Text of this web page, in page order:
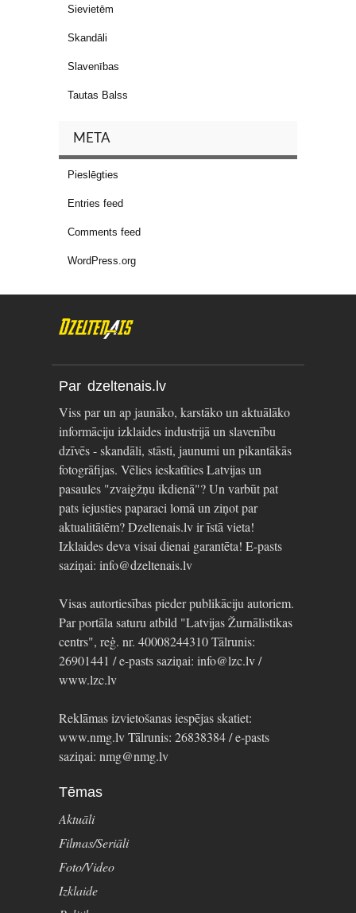
Sievietēm
Skandāli
Slavenības
Tautas Balss
META
Pieslēgties
Entries feed
Comments feed
WordPress.org
Par dzeltenais.lv
Viss par un ap jaunāko, karstāko un aktuālāko
informāciju izklaides industrijā un slavenību
dzīvēs - skandāli, stāsti, jaunumi un pikantākās
fotogrāfijas. Vēlies ieskatīties Latvijas un
pasaules "zvaigžņu ikdienā"? Un varbūt pat
pats iejusties paparaci lomā un ziņot par
aktualitātēm? Dzeltenais.lv ir īstā vieta!
Izklaides deva visai dienai garantēta! E-pasts
saziņai: info@dzeltenais.lv
Visas autortiesības pieder publikāciju autoriem.
Par portāla saturu atbild "Latvijas Žurnālistikas
centrs", reģ. nr. 40008244310 Tālrunis:
26901441 / e-pasts saziņai: info@lzc.lv /
www.lzc.lv
Reklāmas izvietošanas iespējas skatiet:
www.nmg.lv Tālrunis: 26838384 / e-pasts
saziņai: nmg@nmg.lv
Tēmas
Aktuāli
Filmas/Seriāli
Foto/Video
Izklaide